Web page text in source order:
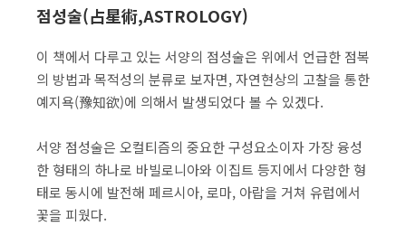
점성술(占星術,ASTROLOGY)
이 책에서 다루고 있는 서양의 점성술은 위에서 언급한 점복
의 방법과 목적성의 분류로 보자면, 자연현상의 고찰을 통한
예지욕(豫知欲)에 의해서 발생되었다 볼 수 있겠다.
서양 점성술은 오컬티즘의 중요한 구성요소이자 가장 융성
한 형태의 하나로 바빌로니아와 이집트 등지에서 다양한 형
태로 동시에 발전해 페르시아, 로마, 아랍을 거쳐 유럽에서
꽃을 피웠다.